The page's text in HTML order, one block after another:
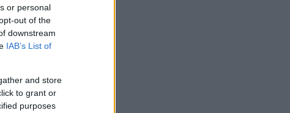
or personal
out of the
downstream
IAB’s List of
and store
to grant or
purposes